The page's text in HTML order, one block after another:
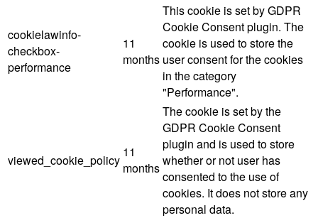
cookielawinfo-
checkbox-
performance
11
months
This cookie is set by GDPR
Cookie Consent plugin. The
cookie is used to store the
user consent for the cookies
in the category
"Performance".
viewed_cookie_policy
11
months
The cookie is set by the
GDPR Cookie Consent
plugin and is used to store
whether or not user has
consented to the use of
cookies. It does not store any
personal data.